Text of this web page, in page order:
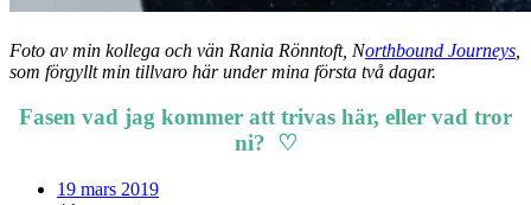
Foto av min kollega och vän Rania Rönntoft, Northbound Journeys
som förgyllt min tillvaro här under mina första två dagar.
Fasen vad jag kommer att trivas här, eller vad tror
ni? ♡
19 mars 2019